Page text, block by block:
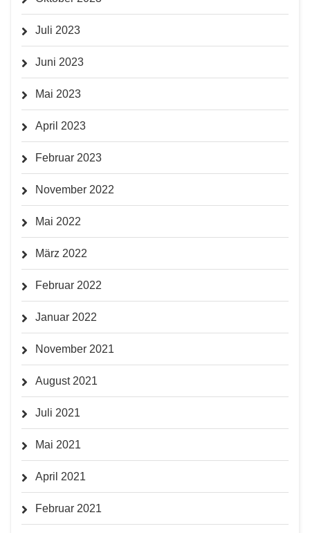
Juli 2023
Juni 2023
Mai 2023
April 2023
Februar 2023
November 2022
Mai 2022
März 2022
Februar 2022
Januar 2022
November 2021
August 2021
Juli 2021
Mai 2021
April 2021
Februar 2021